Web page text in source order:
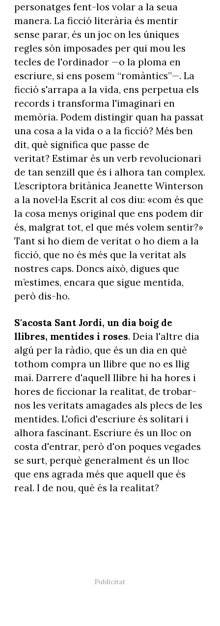
personatges fent-los volar a la seua
manera. La ficció literària és mentir
sense parar, és un joc on les úniques
regles són imposades per qui mou les
tecles de l'ordinador —o la ploma en
escriure, si ens posem “romàntics”—. La
ficció s'arrapa a la vida, ens perpetua els
records i transforma l'imaginari en
memòria. Podem distingir quan ha passat
una cosa a la vida o a la ficció? Més ben
dit, què significa que passe de
veritat? Estimar és un verb revolucionari
de tan senzill que és i alhora tan complex.
L’escriptora britànica Jeanette Winterson
a la novel·la Escrit al cos diu: «com és que
la cosa menys original que ens podem dir
és, malgrat tot, el que més volem sentir?»
Tant si ho diem de veritat o ho diem a la
ficció, que no és més que la veritat als
nostres caps. Doncs això, digues que
m’estimes, encara que sigue mentida,
però dis-ho.
S'acosta Sant Jordi, un dia boig de
llibres, mentides i roses. Deia l'altre dia
algú per la ràdio, que és un dia en què
tothom compra un llibre que no es llig
mai. Darrere d'aquell llibre hi ha hores i
hores de ficcionar la realitat, de trobar-
nos les veritats amagades als plecs de les
mentides. L'ofici d'escriure és solitari i
alhora fascinant. Escriure és un lloc on
costa d'entrar, però d'on poques vegades
se surt, perquè generalment és un lloc
que ens agrada més que aquell que és
real. I de nou, què és la realitat?